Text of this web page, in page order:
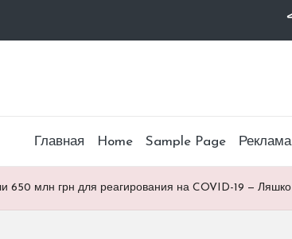
Главная Home Sample Page Реклама
650 млн грн для реагирования на COVID-19 — Ляшко